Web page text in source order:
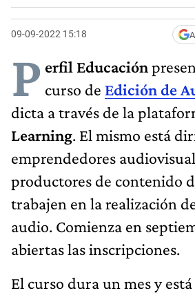
09-09-2022 15:18
P erfil Educación
curso de Edición de
dicta a través de la
Learning. El mismo está
emprendedores
productores de contenido
trabajen en la realización
audio. Comienza en
abiertas las inscripciones.
El curso dura un mes y